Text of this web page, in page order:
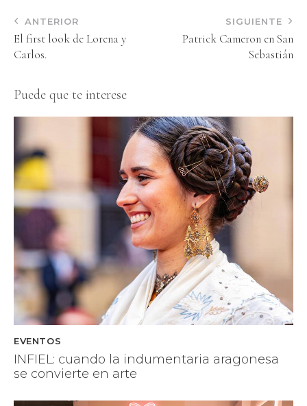
ANTERIOR
El first look de Lorena y
Carlos.
SIGUIENTE
Patrick Cameron en San
Sebastián
Puede que te interese
EVENTOS
INFIEL: cuando la indumentaria aragonesa
se convierte en arte